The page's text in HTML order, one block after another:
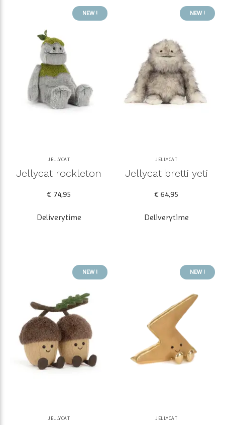
NEW !
JELLYCAT
Jellycat rockleton
€ 74,95
Deliverytime
NEW !
JELLYCAT
Jellycat bretti yeti
€ 64,95
Deliverytime
NEW !
JELLYCAT
NEW !
JELLYCAT